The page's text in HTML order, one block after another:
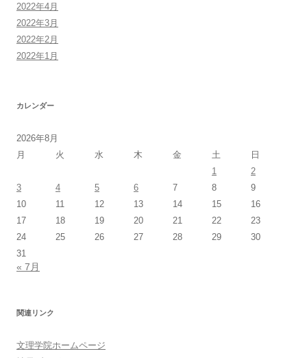
2022年4月
2022年3月
2022年2月
2022年1月
カレンダー
2026年8月
月
火 水 木 金 土
日
1
2
3
4 5 6 7 8
9
10
11 12 13 14 15
16
17
18 19 20 21 22
23
24
25 26 27 28 29
30
31
« 7月
関連リンク
文理学院ホームページ